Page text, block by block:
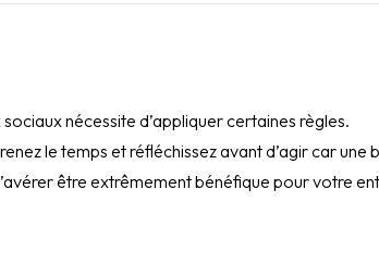
nécessite d’appliquer certaines règles.
le temps et réfléchissez avant d’agir car une
être extrêmement bénéfique pour votre